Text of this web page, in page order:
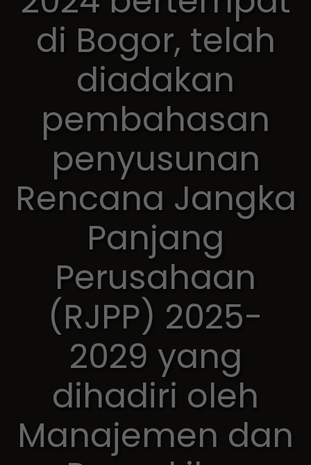
di Bogor, telah
diadakan
pembahasan
penyusunan
Rencana Jangka
Panjang
Perusahaan
(RJPP) 2025-
2029 yang
dihadiri oleh
Manajemen dan